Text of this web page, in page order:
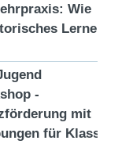
Wie
Lernen
-
mit
für Klasse